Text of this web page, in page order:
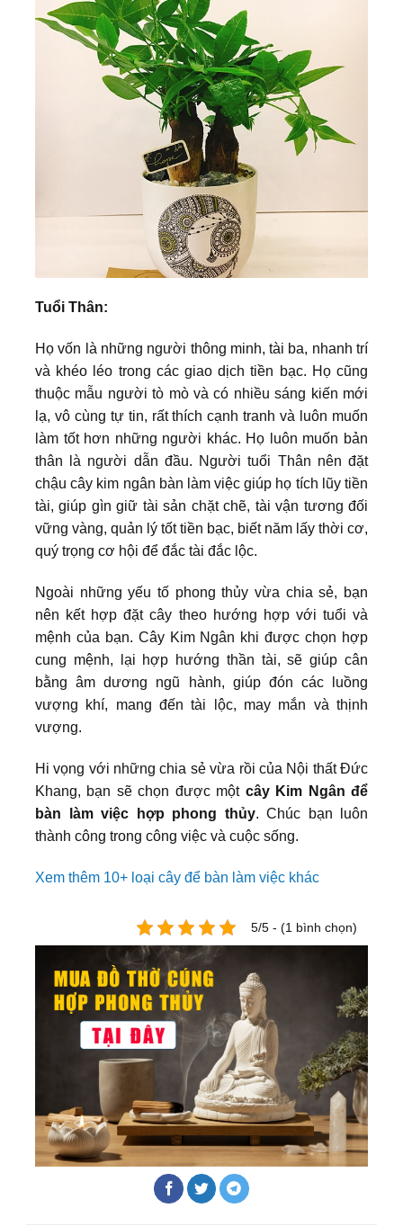
Tuổi Thân:
Họ vốn là những người thông minh, tài ba, nhanh trí
và khéo léo trong các giao dịch tiền bạc. Họ cũng
thuộc mẫu người tò mò và có nhiều sáng kiến mới
lạ, vô cùng tự tin, rất thích cạnh tranh và luôn muốn
làm tốt hơn những người khác. Họ luôn muốn bản
thân là người dẫn đầu. Người tuổi Thân nên đặt
chậu cây kim ngân bàn làm việc giúp họ tích lũy tiền
tài, giúp gìn giữ tài sản chặt chẽ, tài vận tương đối
vững vàng, quản lý tốt tiền bạc, biết năm lấy thời cơ,
quý trọng cơ hội để đắc tài đắc lộc.
Ngoài những yếu tố phong thủy vừa chia sẻ, bạn
nên kết hợp đặt cây theo hướng hợp với tuổi và
mệnh của bạn. Cây Kim Ngân khi được chọn hợp
cung mệnh, lại hợp hướng thần tài, sẽ giúp cân
bằng âm dương ngũ hành, giúp đón các luồng
vượng khí, mang đến tài lộc, may mắn và thịnh
vượng.
Hi vọng với những chia sẻ vừa rồi của Nội thất Đức
Khang, bạn sẽ chọn được một cây Kim Ngân để
bàn làm việc hợp phong thủy. Chúc bạn luôn
thành công trong công việc và cuộc sống.
Xem thêm 10+ loại cây để bàn làm việc khác
5/5 - (1 bình chọn)